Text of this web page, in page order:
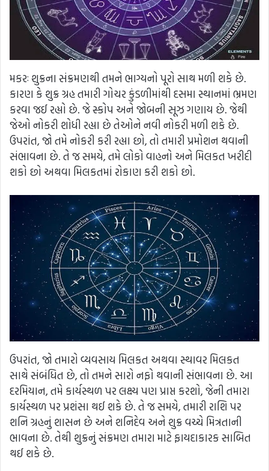
મકરઃ શુક્રના સંક્રમણથી તમને ભાગ્યનો પૂરો સાથ મળી શકે છે.
કારણ કે શુક્ર ગ્રહ તમારી ગોચર કુંડળીમાંથી દસમા સ્થાનમાં ભ્રમણ
કરવા જઈ રહ્યો છે. જે સ્કોપ અને જોબની સૂઝ ગણાય છે. જેથી
જેઓ નોકરી શોધી રહ્યા છે તેઓને નવી નોકરી મળી શકે છે.
ઉપરાંત, જો તમે નોકરી કરી રહ્યા છો, તો તમારી પ્રમોશન થવાની
સંભાવના છે. તે જ સમયે, તમે લોકો વાહનો અને મિલકત ખરીદી
શકો છો અથવા મિલકતમાં રોકાણ કરી શકો છો.
ઉપરાંત, જો તમારો વ્યવસાય મિલકત અથવા સ્થાવર મિલકત
સાથે સંબંધિત છે, તો તમને સારો નફો થવાની સંભાવના છે. આ
દરમિયાન, તમે કાર્યસ્થળ પર લક્ષ્ય પણ પ્રાપ્ત કરશો, જેની તમારા
કાર્યસ્થળ પર પ્રશંસા થઈ શકે છે. તે જ સમયે, તમારી રાશિ પર
શનિ ગ્રહનું શાસન છે અને શનિદેવ અને શુક્ર વચ્ચે મિત્રતાની
ભાવના છે. તેથી શુક્રનું સંક્રમણ તમારા માટે ફાયદાકારક સાબિત
થઈ શકે છે.